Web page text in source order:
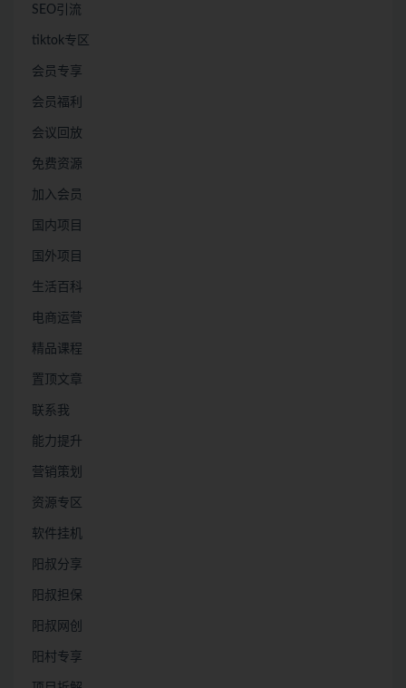
SEO引流
tiktok专区
会员专享
会员福利
会议回放
免费资源
加入会员
国内项目
国外项目
生活百科
电商运营
精品课程
置顶文章
联系我
能力提升
营销策划
资源专区
软件挂机
阳叔分享
阳叔担保
阳叔网创
阳村专享